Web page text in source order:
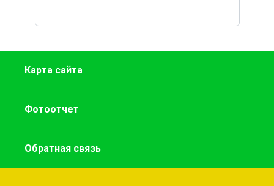
Карта сайта
Фотоотчет
Обратная связь